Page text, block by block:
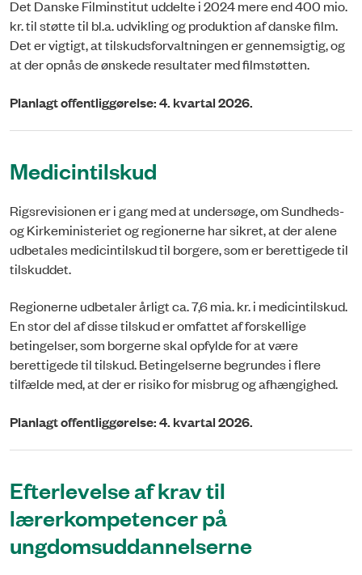
Det Danske Filminstitut uddelte i 2024 mere end 400 mio.
kr. til støtte til bl.a. udvikling og produktion af danske film.
Det er vigtigt, at tilskudsforvaltningen er gennemsigtig, og
at der opnås de ønskede resultater med filmstøtten.
Planlagt offentliggørelse: 4. kvartal 2026.
Medicintilskud
Rigsrevisionen er i gang med at undersøge, om Sundheds-
og Kirkeministeriet og regionerne har sikret, at der alene
udbetales medicintilskud til borgere, som er berettigede til
tilskuddet.
Regionerne udbetaler årligt ca. 7,6 mia. kr. i medicintilskud.
En stor del af disse tilskud er omfattet af forskellige
betingelser, som borgerne skal opfylde for at være
berettigede til tilskud. Betingelserne begrundes i flere
tilfælde med, at der er risiko for misbrug og afhængighed.
Planlagt offentliggørelse: 4. kvartal 2026.
Efterlevelse af krav til
lærerkompetencer på
ungdomsuddannelserne